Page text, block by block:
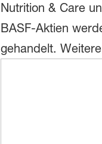
Nutrition & Care
BASF-Aktien
gehandelt.